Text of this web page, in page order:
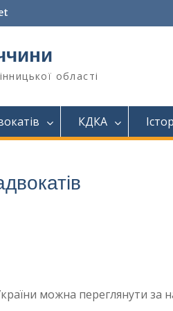
області
КДКА
можна переглянути за